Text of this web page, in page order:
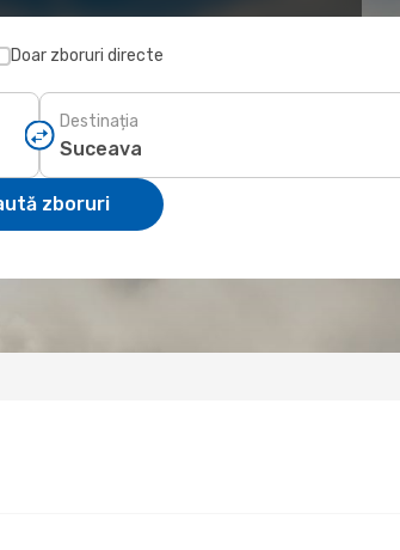
Doar zboruri directe
Destinația
zboruri